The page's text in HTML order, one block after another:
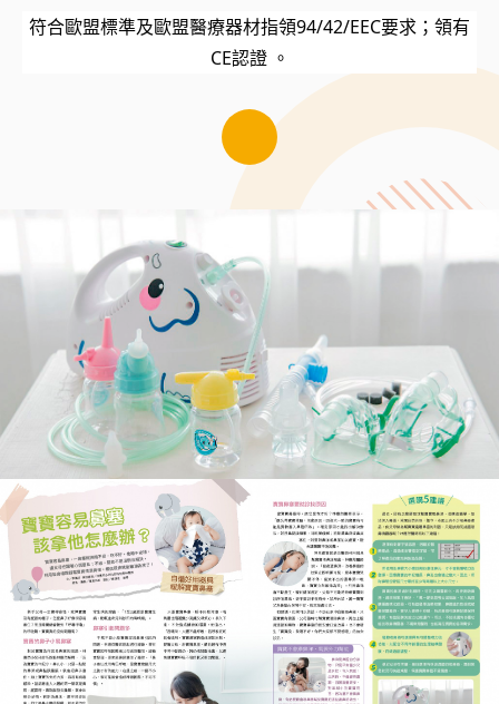
符合歐盟標準及歐盟醫療器材指領94/42/EEC要求；領有
CE認證 。